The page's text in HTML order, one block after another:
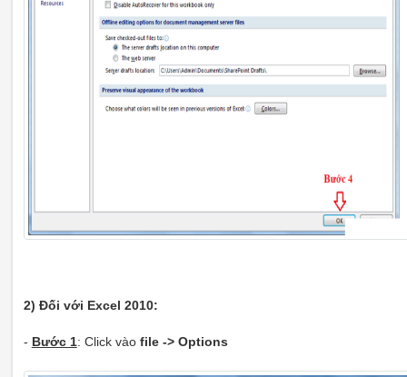
2) Đối với Excel 2010:
- Bước 1: Click vào file -> Options